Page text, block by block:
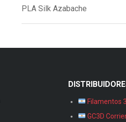
PLA Silk Azabache
Filamentos
GC3D